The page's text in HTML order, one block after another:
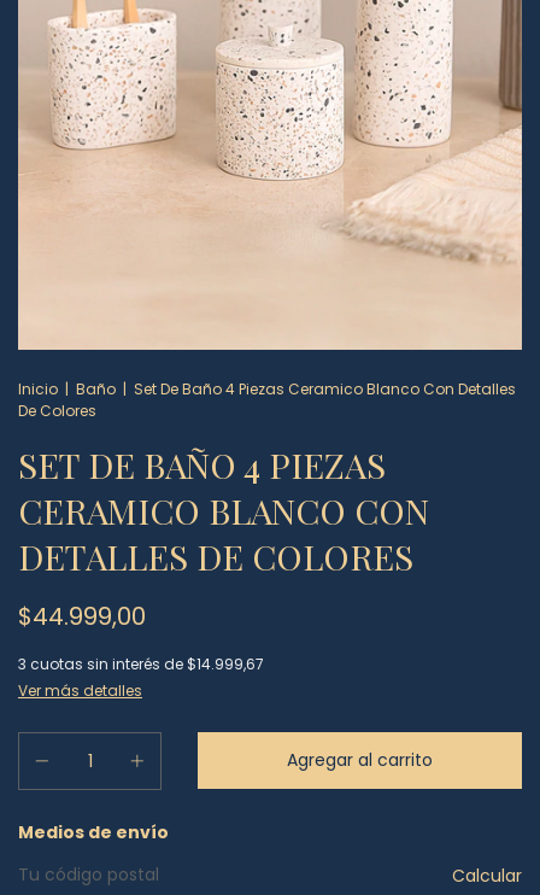
Inicio | Baño | Set De Baño 4 Piezas Ceramico Blanco Con Detalles
De Colores
SET DE BAÑO 4 PIEZAS
CERAMICO BLANCO CON
DETALLES DE COLORES
$44.999,00
3 cuotas sin interés de $14.999,67
Ver más detalles
Entregas para el CP:
Medios de envío
Calcular